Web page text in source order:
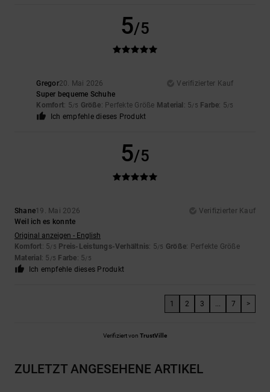
5/5
Gregor20. Mai 2026
Verifizierter Kauf
Super bequeme Schuhe
Komfort: 5/5 Größe: Perfekte Größe Material : 5/5 Farbe: 5/5
Ich empfehle dieses Produkt
5/5
Shane19. Mai 2026
Verifizierter Kauf
Weil ich es konnte
Original anzeigen - English
Komfort: 5/5 Preis-Leistungs-Verhältnis: 5/5 Größe: Perfekte Größe
Material : 5 /5 Farbe: 5/5
Ich empfehle dieses Produkt
1 2 3 ... 7 >
Verifiziert von TrustVille
ZULETZT ANGESEHENE ARTIKEL